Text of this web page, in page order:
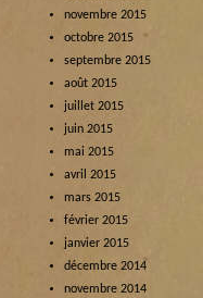
novembre 2015
octobre 2015
septembre 2015
août 2015
juillet 2015
juin 2015
mai 2015
avril 2015
mars 2015
février 2015
janvier 2015
décembre 2014
novembre 2014